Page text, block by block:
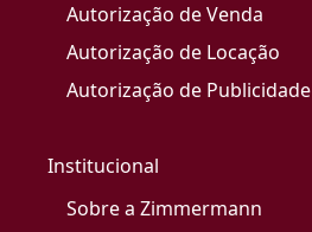
Autorização de Venda
Autorização de Locação
Autorização de Publicidade
Institucional
Sobre a Zimmermann